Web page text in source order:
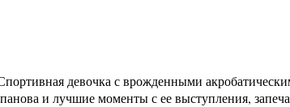
девочка с врожденными
и лучшие моменты с ее выступления,